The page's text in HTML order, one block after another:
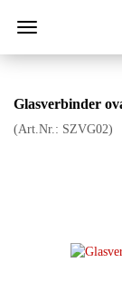
Glasverbinder
(Art.Nr.: SZVG02)